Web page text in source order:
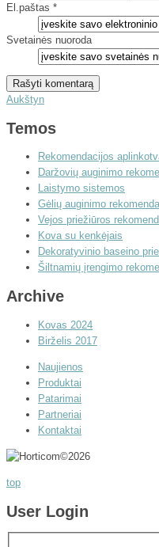
El.paštas *
Svetainės nuoroda
Aukštyn
Temos
Rekomendacijos
Daržovių auginimo
Laistymo sistemos
Gėlių auginimo
Vejos priežiūros
Kova su kenkėjais
Dekoratyvinio baseino
Šiltnamių įrengimo
Archive
Kovas 2024
Birželis 2017
Naujienos
Produktai
Patarimai
Partneriai
Kontaktai
©2026
top
User Login